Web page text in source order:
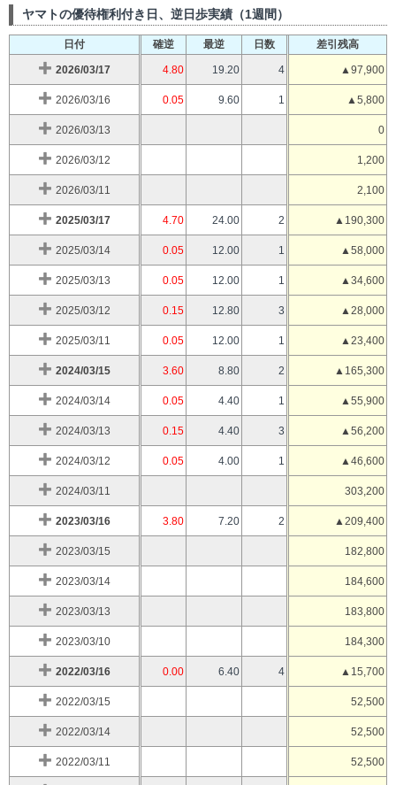
ヤマトの優待権利付き日、逆日歩実績（1週間）
日付 確逆 最逆 日数 差引残高
2026/03/17 4.80 19.20 4 ▲97,900
2026/03/16 0.05 9.60 1 ▲5,800
2026/03/13 0
2026/03/12 1,200
2026/03/11 2,100
2025/03/17 4.70 24.00 2 ▲190,300
2025/03/14 0.05 12.00 1 ▲58,000
2025/03/13 0.05 12.00 1 ▲34,600
2025/03/12 0.15 12.80 3 ▲28,000
2025/03/11 0.05 12.00 1 ▲23,400
2024/03/15 3.60 8.80 2 ▲165,300
2024/03/14 0.05 4.40 1 ▲55,900
2024/03/13 0.15 4.40 3 ▲56,200
2024/03/12 0.05 4.00 1 ▲46,600
2024/03/11 303,200
2023/03/16 3.80 7.20 2 ▲209,400
2023/03/15 182,800
2023/03/14 184,600
2023/03/13 183,800
2023/03/10 184,300
2022/03/16 0.00 6.40 4 ▲15,700
2022/03/15 52,500
2022/03/14 52,500
2022/03/11 52,500